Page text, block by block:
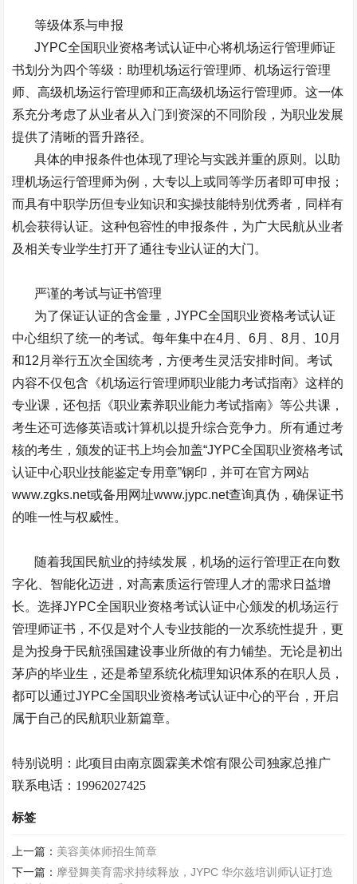
等级体系与申报
JYPC全国职业资格考试认证中心将机场运行管理师证
书划分为四个等级：助理机场运行管理师、机场运行管理
师、高级机场运行管理师和正高级机场运行管理师。这一体
系充分考虑了从业者从入门到资深的不同阶段，为职业发展
提供了清晰的晋升路径。
具体的申报条件也体现了理论与实践并重的原则。以助
理机场运行管理师为例，大专以上或同等学历者即可申报；
而具有中职学历但专业知识和实操技能特别优秀者，同样有
机会获得认证。这种包容性的申报条件，为广大民航从业者
及相关专业学生打开了通往专业认证的大门。
严谨的考试与证书管理
为了保证认证的含金量，JYPC全国职业资格考试认证
中心组织了统一的考试。每年集中在4月、6月、8月、 10月
和12 月举行五次全国统考，方便考生灵活安排时间。考试
内容不仅包含《机场运行管理师职业能力考试指南》这样的
专业课，还包括《职业素养职业能力考试指南》等公共课，
考生还可选修英语或计算机以提升综合竞争力。所有通过考
核的考生，颁发的证书上均会加盖“JYPC全国职业资格考试
认证中心职业技能鉴定专用章”钢印，并可在官方网站
www.zgks.net或备用网址www.jypc.net查询真伪，确保证书
的唯一性与权威性。
随着我国民航业的持续发展，机场的运行管理正在向数
字化、智能化迈进，对高素质运行管理人才的需求日益增
长。选择JYPC全国职业资格考试认证中心颁发的机场运行
管理师证书，不仅是对个人专业技能的一次系统性提升，更
是为投身于民航强国建设事业所做的有力铺垫。无论是初出
茅庐的毕业生，还是希望系统化梳理知识体系的在职人员，
都可以通过JYPC全国职业资格考试认证中心的平台，开启
属于自己的民航职业新篇章。
特别说明：此项目由南京圆霖美术馆有限公司独家总推广
联系电话： 19962027425
标签
上一篇： 美容美体师招生简章
下一篇： 摩登舞美育需求持续释放，JYPC 华尔兹培训师认证打造